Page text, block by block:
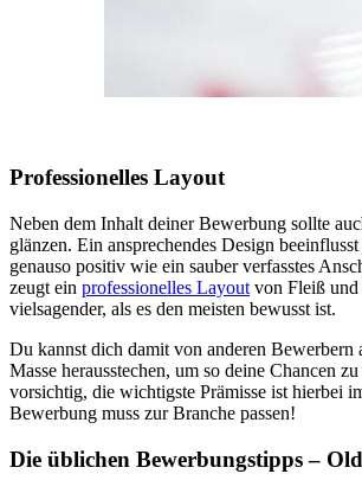
Professionelles Layout
Neben dem Inhalt deiner Bewerbung sollte
glänzen. Ein ansprechendes Design
genauso positiv wie ein sauber verfasstes
zeugt ein professionelles Layout von Fleiß und
vielsagender, als es den meisten bewusst ist.
Du kannst dich damit von anderen Bewerbern
Masse herausstechen, um so deine Chancen
vorsichtig, die wichtigste Prämisse ist hierbei
Bewerbung muss zur Branche passen!
Die üblichen Bewerbungstipps –